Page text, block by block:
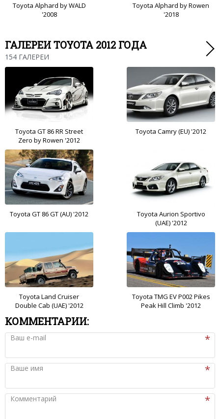
Toyota Alphard by WALD
'2008
Toyota Alphard by Rowen
'2018
ГАЛЕРЕИ TOYOTA 2012 ГОДА
154 ГАЛЕРЕИ
Toyota GT 86 RR Street
Zero by Rowen '2012
Toyota Camry (EU) '2012
Toyota GT 86 GT (AU) '2012
Toyota Aurion Sportivo
(UAE) '2012
Toyota Land Cruiser
Double Cab (UAE) '2012
Toyota TMG EV P002 Pikes
Peak Hill Climb '2012
КОММЕНТАРИИ:
Ваш e-mail
Ваше имя
Комментарий